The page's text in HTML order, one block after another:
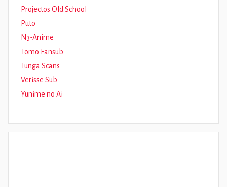
Projectos Old School
Puto
N3-Anime
Tomo Fansub
Tunga Scans
Verisse Sub
Yunime no Ai